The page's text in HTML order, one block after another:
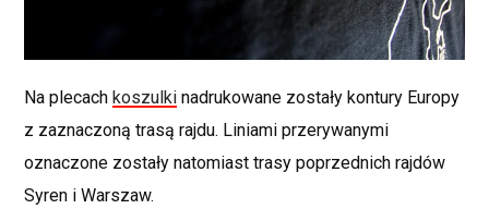
Na plecach koszulki nadrukowane zostały kontury Europy
z zaznaczoną trasą rajdu. Liniami przerywanymi
oznaczone zostały natomiast trasy poprzednich rajdów
Syren i Warszaw.